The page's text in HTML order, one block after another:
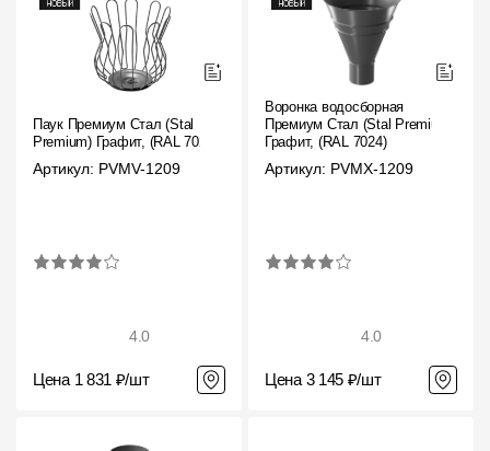
Паук Премиум Стал (Stal
Premium) Графит, (RAL 7024)
Артикул: PVMV-1209
4.0
Цена 1 831 ₽/шт
Воронка водосборная
Премиум Стал (Stal Premium)
Графит, (RAL 7024)
Артикул: PVMX-1209
4.0
Цена 3 145 ₽/шт